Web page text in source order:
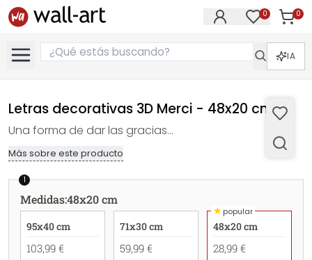
0 0
IA
Letras decorativas 3D Merci - 48x20 cm
Una forma de dar las gracias...
Más sobre este producto
1
Medidas:48x20 cm
95x40 cm
103,99 €
71x30 cm
59,99 €
★popular
48x20 cm
28,99 €